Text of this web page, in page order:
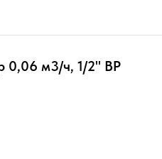
0,06 м3/ч, 1/2" ВР